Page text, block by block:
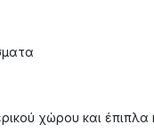
χώρου και έπιπλα